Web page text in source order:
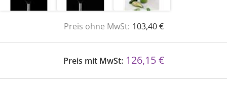
Preis ohne MwSt: 103,40 €
Preis mit MwSt: 126,15 €